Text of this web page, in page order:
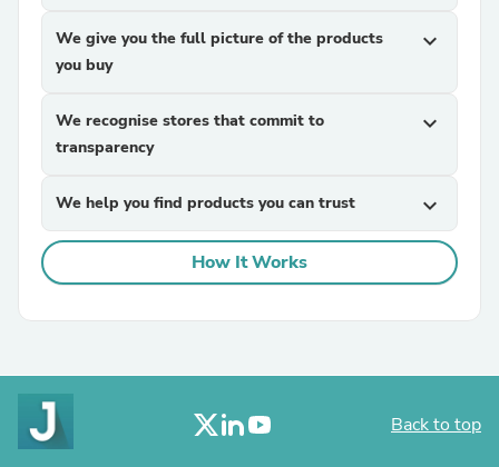
We give you the full picture of the products
you buy
expand_more
We recognise stores that commit to
transparency
expand_more
We help you find products you can trust expand_more
How It Works
Back to top